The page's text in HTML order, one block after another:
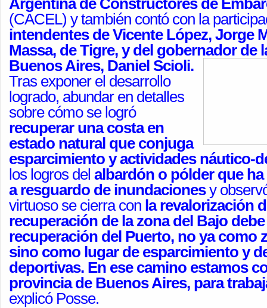
Argentina de Constructores de
(CACEL) y también contó con la
intendentes de Vicente López, Jorge
Massa, de Tigre, y del gobernador de
Buenos Aires, Daniel Scioli.
Tras exponer el desarrollo
logrado, abundar en detalles
sobre cómo se logró
recuperar una costa en
estado natural que conjuga
esparcimiento y actividades náutico-
los logros del albardón o pólder que
a resguardo de inundacionesy
virtuoso se cierra con la revalorización
recuperación de la zona del Bajo
recuperación del Puerto, no ya como
sino como lugar de esparcimiento y
deportivas. En ese camino estamos
provincia de Buenos Aires, para
explicó Posse.